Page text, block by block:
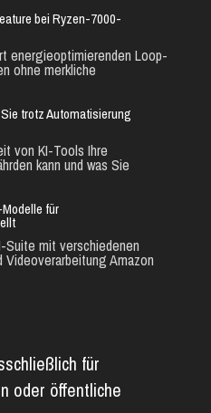
bei Ryzen-7000-
energieoptimierenden Loop-
ohne merkliche
trotz Automatisierung
von KI-Tools Ihre
kann und was Sie
für
mit verschiedenen
Amazon
für
oder öffentliche